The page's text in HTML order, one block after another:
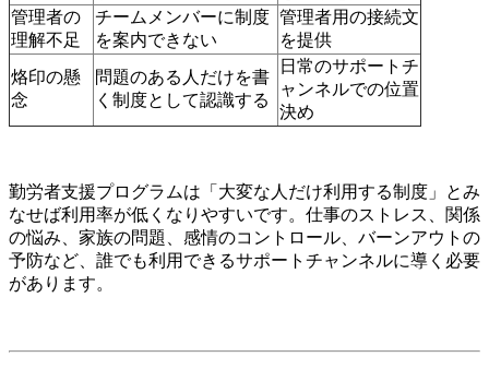
管理者の
理解不足
チームメンバーに制度
を案内できない
管理者用の接続文
を提供
烙印の懸
念
問題のある人だけを書
く制度として認識する
日常のサポートチ
ャンネルでの位置
決め
勤労者支援プログラムは「大変な人だけ利用する制度」とみ
なせば利用率が低くなりやすいです。仕事のストレス、関係
の悩み、家族の問題、感情のコントロール、バーンアウトの
予防など、誰でも利用できるサポートチャンネルに導く必要
があります。